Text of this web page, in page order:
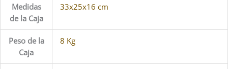
Medidas
de la Caja
33x25x16 cm
Peso de la
Caja
8 Kg